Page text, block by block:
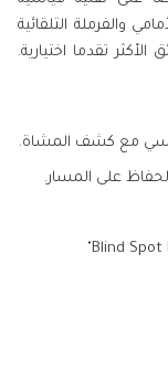
والفرملة التلقائية
تقدما اختيارية.
مع كشف المشاة.
على المسار.